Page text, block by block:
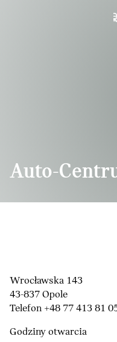
Przejdź do głównej treści
Auto-
Wrocławska 143
43-837 Opole
Telefon +48 77 413 81
Godziny otwarcia